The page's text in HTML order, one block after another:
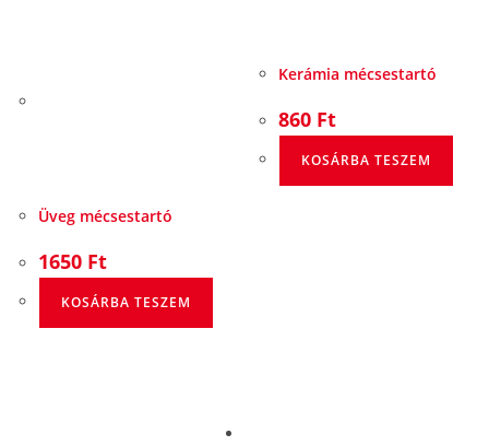
Üveg mécsestartó
1650 Ft
KOSÁRBA TESZEM
Kerámia mécsestartó
860 Ft
KOSÁRBA TESZEM